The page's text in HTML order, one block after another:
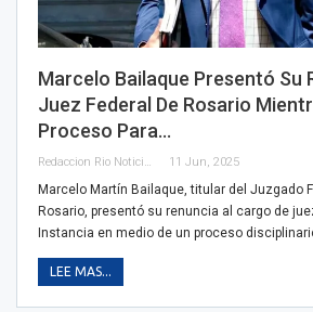
Marcelo Bailaque Presentó Su
Juez Federal De Rosario
Proceso Para…
Redaccion Rio Noticias 11 Jun, 2025
Marcelo Martín Bailaque, titular del Juzgado
Rosario, presentó su renuncia al cargo de
Instancia en medio de un proceso
LEE MAS...